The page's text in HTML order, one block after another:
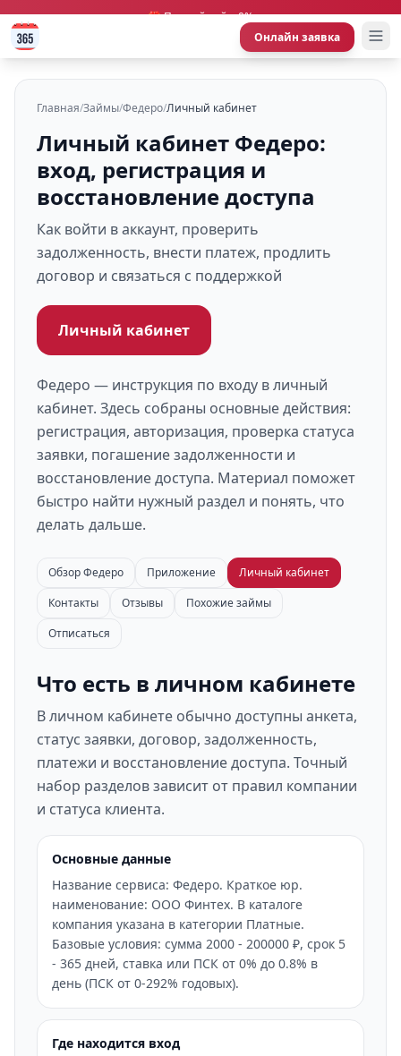
🎁 Первый займ 0%
Онлайн заявка
Главная/Займы/Федеро/Личный кабинет
Личный кабинет Федеро:
вход, регистрация и
восстановление доступа
Как войти в аккаунт, проверить
задолженность, внести платеж, продлить
договор и связаться с поддержкой
Личный кабинет
Федеро — инструкция по входу в личный
кабинет. Здесь собраны основные действия:
регистрация, авторизация, проверка статуса
заявки, погашение задолженности и
восстановление доступа. Материал поможет
быстро найти нужный раздел и понять, что
делать дальше.
Обзор Федеро Приложение
Личный кабинет
Контакты
Отзывы
Похожие займы
Отписаться
Что есть в личном кабинете
В личном кабинете обычно доступны анкета,
статус заявки, договор, задолженность,
платежи и восстановление доступа. Точный
набор разделов зависит от правил компании
и статуса клиента.
Основные данные
Название сервиса: Федеро. Краткое юр.
наименование: ООО Финтех. В каталоге
компания указана в категории Платные.
Базовые условия: сумма 2000 - 200000 ₽, срок 5
- 365 дней, ставка или ПСК от 0% до 0.8% в
день (ПСК от 0-292% годовых).
Где находится вход